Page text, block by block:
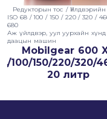
Редукторын тос / Үйлдвэрийн
ISO 68 / 100 / 150 / 220 / 320 /
680
Аж үйлдвэр, уул уурхайн хүнд
даацын машин
Mobilgear 600
100/150/220/320/
20 литр